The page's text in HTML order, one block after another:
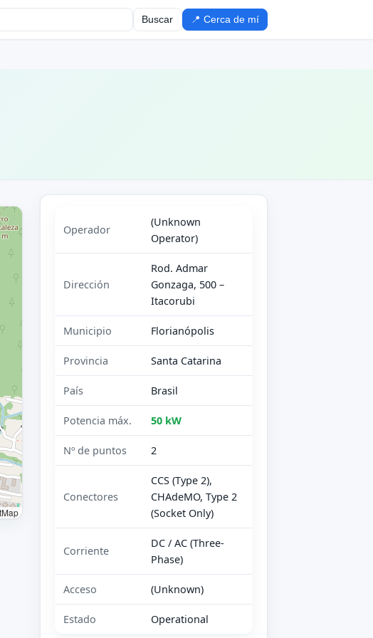
Buscar 📍 Cerca de mí
Operador
(Unknown
Operator)
Dirección
Rod. Admar
Gonzaga, 500 –
Itacorubi
Municipio Florianópolis
Provincia Santa Catarina
País Brasil
Potencia máx. 50 kW
Nº de puntos 2
Conectores
CCS (Type 2),
CHAdeMO, Type 2
(Socket Only)
Corriente
DC / AC (Three-
Phase)
Acceso (Unknown)
Estado Operational